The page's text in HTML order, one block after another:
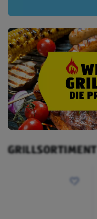
GRILLSORTIMENT